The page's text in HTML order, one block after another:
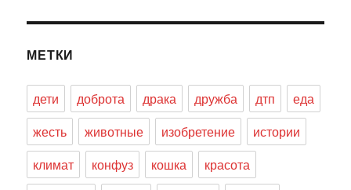
МЕТКИ
дети доброта драка дружба дтп
еда
жесть
животные изобретение
истории
климат
конфуз кошка
красота